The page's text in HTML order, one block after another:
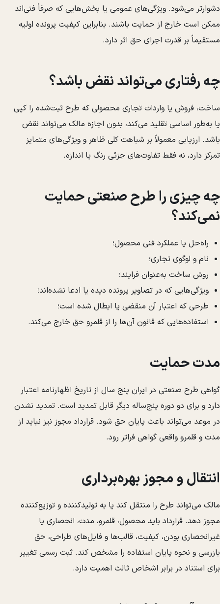
دشوارتر می‌شود. ویژگی‌های عمومی یا بخش‌هایی که صرفاً فنی‌اند
ممکن است خارج از حمایت باشند. بنابراین کیفیت پرونده اولیه
مستقیماً بر قدرت اجرای حق اثر دارد.
چه رفتاری می‌تواند نقض باشد؟
ساخت، فروش یا واردات تجاری محصولی که طرح ثبت‌شده را کپی
یا به‌طور اساسی تقلید می‌کند، بدون اجازه مالک می‌تواند نقض
باشد. ارزیابی معمولاً بر شباهت کلی ظاهر و ویژگی‌های متمایز
تمرکز دارد، نه فقط تفاوت‌های جزئی رنگ یا اندازه.
چه چیزی را طرح صنعتی حمایت
نمی‌کند؟
راه‌حل یا عملکرد فنی محصول؛
نام و لوگوی تجاری؛
روش ساخت به‌عنوان فرایند؛
ویژگی‌هایی که در تصاویر پرونده دیده یا ادعا نشده‌اند؛
طرحی که اعتبار آن منقضی یا ابطال شده است؛
استفاده‌هایی که قانون آن‌ها را از قلمرو حق خارج می‌کند.
مدت حمایت
گواهی طرح صنعتی در ایران پنج سال از تاریخ اظهارنامه اعتبار
دارد و برای دو دوره پنج‌ساله دیگر قابل تمدید است. تمدید نشدن
در موعد می‌تواند باعث پایان حق شود. قرارداد مجوز نیز نباید از
مدت و قلمرو واقعی گواهی فراتر رود.
انتقال و مجوز بهره‌برداری
مالک می‌تواند طرح را منتقل کند یا به تولیدکننده و توزیع‌کننده
مجوز دهد. قرارداد باید محصول، قلمرو، مدت، انحصاری یا
غیرانحصاری بودن، کیفیت، قالب‌ها و فایل‌های طراحی، حق
بازرسی و نحوه پایان استفاده را مشخص کند. ثبت رسمی تغییر
برای استناد در برابر اشخاص ثالث اهمیت دارد.